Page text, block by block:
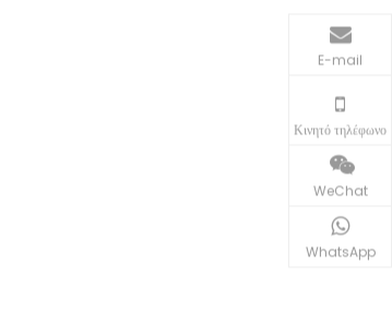
E-mail
Κινητό τηλέφωνο
WeChat
WhatsApp